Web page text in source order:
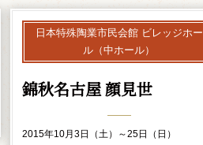
日本特殊陶業市民会館 ビレッジホー
ル（中ホール）
錦秋名古屋 顔見世
2015年10月3日（土）～25日（日）